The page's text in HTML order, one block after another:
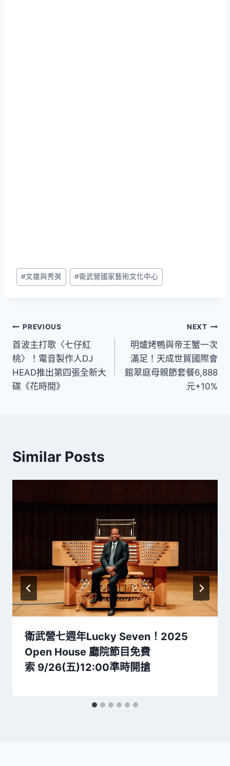
Post
Tags:
#文雄與秀英 #衛武營國家藝術文化中心
文
章
導
覽
PREVIOUS
首波主打歌〈七仔紅
桃〉！電音製作人DJ
HEAD推出第四張全新大
碟《花時間》
NEXT
明爐烤鴨與帝王蟹一次
滿足！天成世貿國際會
館翠庭母親節套餐6,888
元+10%
Similar Posts
衛武營七週年Lucky Seven！2025
Open House 廳院節目免費
索 9/26(五)12:00準時開搶